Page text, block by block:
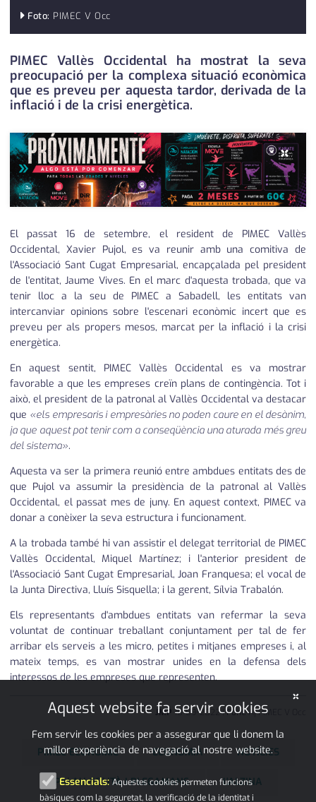
societat
successos
urbanisme
editorial
Foto: PIMEC V Occ
PIMEC Vallès Occidental ha mostrat la seva
preocupació per la complexa situació econòmica
que es preveu per aquesta tardor, derivada de la
inflació i de la crisi energètica.
×
El passat 16 de setembre, el resident de PIMEC Vallès
Occidental, Xavier Pujol, es va reunir amb una comitiva de
l'Associació Sant Cugat Empresarial, encapçalada pel president
de l'entitat, Jaume Vives. En el marc d'aquesta trobada, que va
tenir lloc a la seu de PIMEC a Sabadell, les entitats van
intercanviar opinions sobre l'escenari econòmic incert que es
preveu per als propers mesos, marcat per la inflació i la crisi
energètica.
En aquest sentit, PIMEC Vallès Occidental es va mostrar
favorable a que les empreses creïn plans de contingència. Tot i
això, el president de la patronal al Vallès Occidental va destacar
que «els empresaris i empresàries no poden caure en el desànim,
ja que aquest pot tenir com a conseqüència una aturada més greu
del sistema».
Aquesta va ser la primera reunió entre ambdues entitats des de
que Pujol va assumir la presidència de la patronal al Vallès
Occidental, el passat mes de juny. En aquest context, PIMEC va
donar a conèixer la seva estructura i funcionament.
A la trobada també hi van assistir el delegat territorial de PIMEC
Vallès Occidental, Miquel Martínez; i l'anterior president de
l'Associació Sant Cugat Empresarial, Joan Franquesa; el vocal de
la Junta Directiva, Lluís Sisquella; i la gerent, Sílvia Trabalón.
Els representants d'ambdues entitats van refermar la seva
voluntat de continuar treballant conjuntament per tal de fer
arribar els serveis a les micro, petites i mitjanes empreses i, al
mateix temps, es van mostrar unides en la defensa dels
interessos de les empreses que representen.
JMP 18•09 •2022|Font:Aj PIMEC V Occ
PIMEC ECONÒMIC ECONOMIA NOTÍCIES
PALAU-SOLITÀ I PLEGAMANS L'ALZINA
×
Aquest website fa servir cookies
Fem servir les cookies per a assegurar que li donem la
millor experiència de navegació al nostre website.
Essencials: Aquestes cookies permeten funcions
bàsiques com la seguretat, la verificació de la identitat i